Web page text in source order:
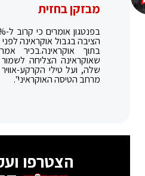
מבזקן בחזית
הציבה בגבול אוקראינה
בתוך אוקראינה.בכיר
שאוקראינה הצליחה
שלה, ועל טילי הקרקע-
מרחב הטיסה האוקראיני".
הצטרפו